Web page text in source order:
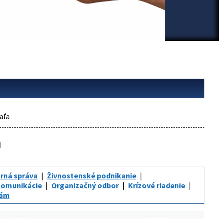
správa
Živnostenské podnikanie
Organizačný odbor
Krízové riadenie